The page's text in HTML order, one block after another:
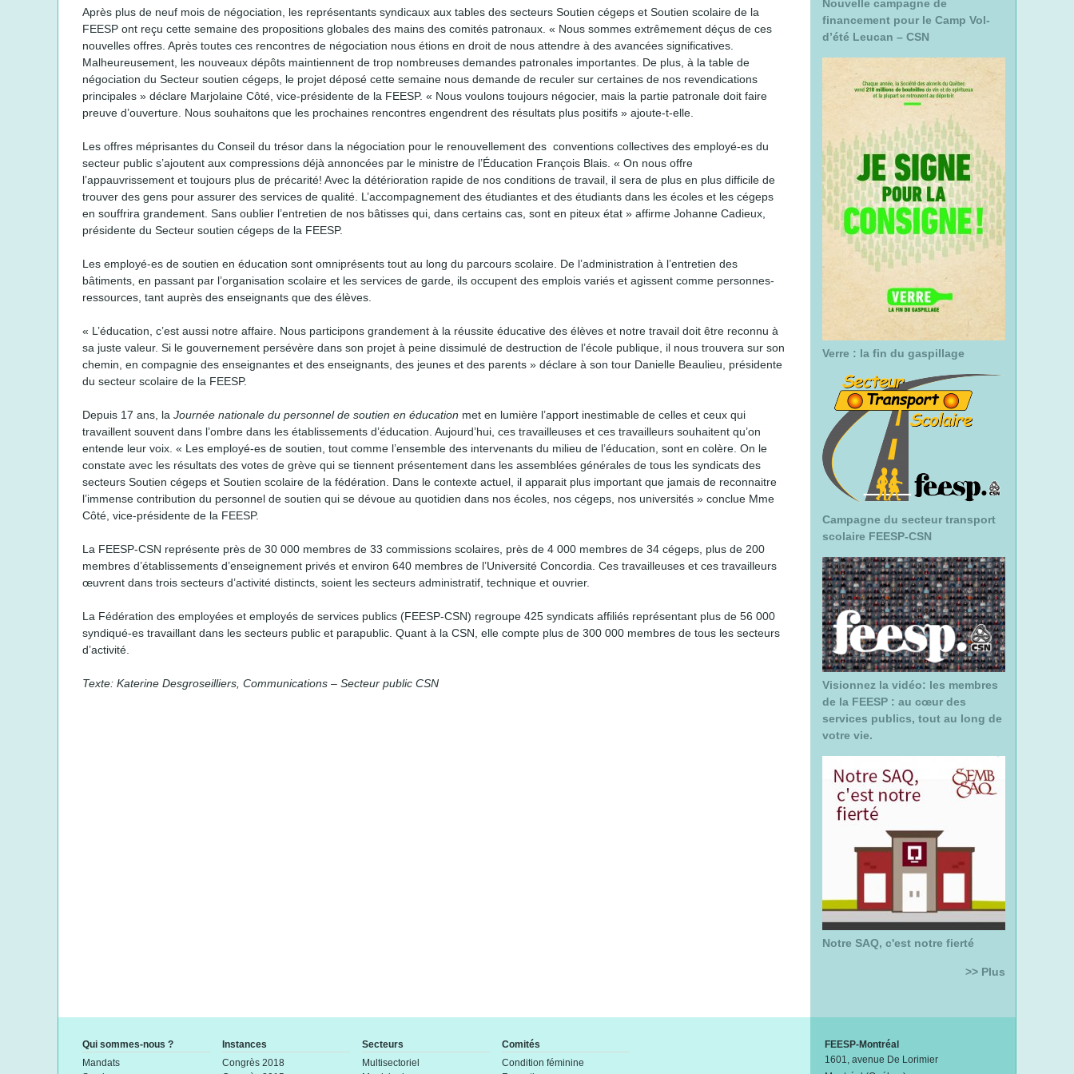
r
c
h
Après plus de neuf mois de négociation, les représentants syndicaux aux tables des secteurs Soutien cégeps et Soutien scolaire de la
FEESP ont reçu cette semaine des propositions globales des mains des comités patronaux. « Nous sommes extrêmement déçus de ces
nouvelles offres. Après toutes ces rencontres de négociation nous étions en droit de nous attendre à des avancées significatives.
Malheureusement, les nouveaux dépôts maintiennent de trop nombreuses demandes patronales importantes. De plus, à la table de
négociation du Secteur soutien cégeps, le projet déposé cette semaine nous demande de reculer sur certaines de nos revendications
principales » déclare Marjolaine Côté, vice-présidente de la FEESP. « Nous voulons toujours négocier, mais la partie patronale doit faire
preuve d’ouverture. Nous souhaitons que les prochaines rencontres engendrent des résultats plus positifs » ajoute-t-elle.
Les offres méprisantes du Conseil du trésor dans la négociation pour le renouvellement des conventions collectives des employé-es du
secteur public s’ajoutent aux compressions déjà annoncées par le ministre de l’Éducation François Blais. « On nous offre
l’appauvrissement et toujours plus de précarité! Avec la détérioration rapide de nos conditions de travail, il sera de plus en plus difficile de
trouver des gens pour assurer des services de qualité. L’accompagnement des étudiantes et des étudiants dans les écoles et les cégeps
en souffrira grandement. Sans oublier l’entretien de nos bâtisses qui, dans certains cas, sont en piteux état » affirme Johanne Cadieux,
présidente du Secteur soutien cégeps de la FEESP.
Les employé-es de soutien en éducation sont omniprésents tout au long du parcours scolaire. De l’administration à l’entretien des
bâtiments, en passant par l’organisation scolaire et les services de garde, ils occupent des emplois variés et agissent comme personnes-
ressources, tant auprès des enseignants que des élèves.
« L’éducation, c’est aussi notre affaire. Nous participons grandement à la réussite éducative des élèves et notre travail doit être reconnu à
sa juste valeur. Si le gouvernement persévère dans son projet à peine dissimulé de destruction de l’école publique, il nous trouvera sur son
chemin, en compagnie des enseignantes et des enseignants, des jeunes et des parents » déclare à son tour Danielle Beaulieu, présidente
du secteur scolaire de la FEESP.
Depuis 17 ans, la Journée nationale du personnel de soutien en éducation met en lumière l’apport inestimable de celles et ceux qui
travaillent souvent dans l’ombre dans les établissements d’éducation. Aujourd’hui, ces travailleuses et ces travailleurs souhaitent qu’on
entende leur voix. « Les employé-es de soutien, tout comme l’ensemble des intervenants du milieu de l’éducation, sont en colère. On le
constate avec les résultats des votes de grève qui se tiennent présentement dans les assemblées générales de tous les syndicats des
secteurs Soutien cégeps et Soutien scolaire de la fédération. Dans le contexte actuel, il apparait plus important que jamais de reconnaitre
l’immense contribution du personnel de soutien qui se dévoue au quotidien dans nos écoles, nos cégeps, nos universités » conclue Mme
Côté, vice-présidente de la FEESP.
La FEESP-CSN représente près de 30 000 membres de 33 commissions scolaires, près de 4 000 membres de 34 cégeps, plus de 200
membres d’établissements d’enseignement privés et environ 640 membres de l’Université Concordia. Ces travailleuses et ces travailleurs
œuvrent dans trois secteurs d’activité distincts, soient les secteurs administratif, technique et ouvrier.
La Fédération des employées et employés de services publics (FEESP-CSN) regroupe 425 syndicats affiliés représentant plus de 56 000
syndiqué-es travaillant dans les secteurs public et parapublic. Quant à la CSN, elle compte plus de 300 000 membres de tous les secteurs
d’activité.
Texte: Katerine Desgroseilliers, Communications – Secteur public CSN
Nouvelle campagne de
financement pour le Camp Vol-
d’été Leucan – CSN
Verre : la fin du gaspillage
Campagne du secteur transport
scolaire FEESP-CSN
Visionnez la vidéo: les membres
de la FEESP : au cœur des
services publics, tout au long de
votre vie.
Notre SAQ, c'est notre fierté
>> Plus
FEESP-Montréal
1601, avenue De Lorimier
Qui sommes-nous ?
Mandats
Instances
Congrès 2018
Secteurs
Multisectoriel
Comités
Condition féminine